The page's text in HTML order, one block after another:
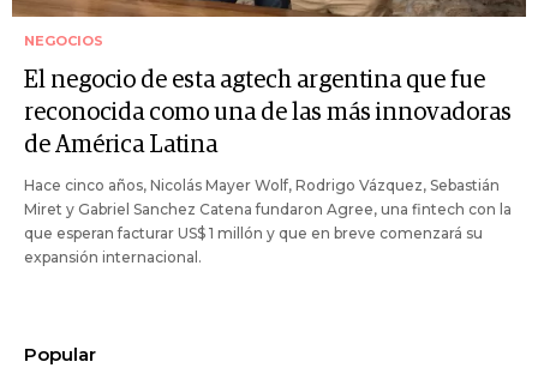
NEGOCIOS
El negocio de esta agtech argentina que fue
reconocida como una de las más innovadoras
de América Latina
Hace cinco años, Nicolás Mayer Wolf, Rodrigo Vázquez, Sebastián
Miret y Gabriel Sanchez Catena fundaron Agree, una fintech con la
que esperan facturar US$ 1 millón y que en breve comenzará su
expansión internacional.
Popular